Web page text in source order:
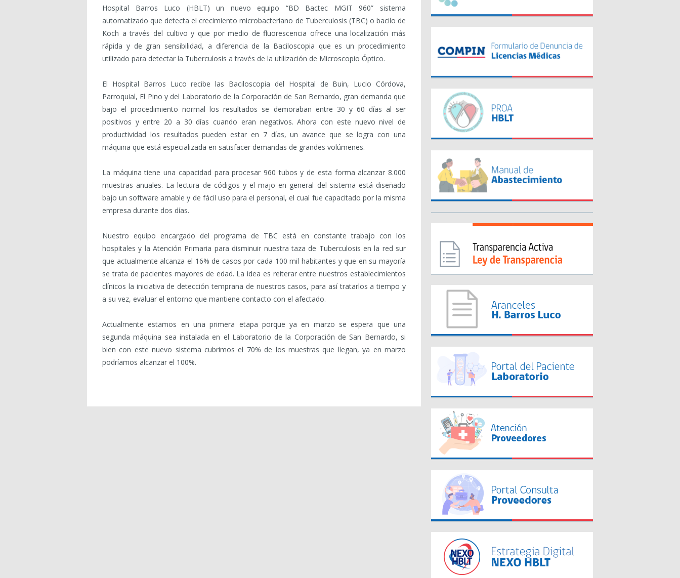
Hospital Barros Luco (HBLT) un nuevo equipo “BD Bactec MGIT 960” sistema
automatizado que detecta el crecimiento microbacteriano de Tuberculosis (TBC) o bacilo de
Koch a través del cultivo y que por medio de fluorescencia ofrece una localización más
rápida y de gran sensibilidad, a diferencia de la Baciloscopia que es un procedimiento
utilizado para detectar la Tuberculosis a través de la utilización de Microscopio Óptico.
El Hospital Barros Luco recibe las Baciloscopia del Hospital de Buin, Lucio Córdova,
Parroquial, El Pino y del Laboratorio de la Corporación de San Bernardo, gran demanda que
bajo el procedimiento normal los resultados se demoraban entre 30 y 60 días al ser
positivos y entre 20 a 30 días cuando eran negativos. Ahora con este nuevo nivel de
productividad los resultados pueden estar en 7 días, un avance que se logra con una
máquina que está especializada en satisfacer demandas de grandes volúmenes.
La máquina tiene una capacidad para procesar 960 tubos y de esta forma alcanzar 8.000
muestras anuales. La lectura de códigos y el majo en general del sistema está diseñado
bajo un software amable y de fácil uso para el personal, el cual fue capacitado por la misma
empresa durante dos días.
Nuestro equipo encargado del programa de TBC está en constante trabajo con los
hospitales y la Atención Primaria para disminuir nuestra taza de Tuberculosis en la red sur
que actualmente alcanza el 16% de casos por cada 100 mil habitantes y que en su mayoría
se trata de pacientes mayores de edad. La idea es reiterar entre nuestros establecimientos
clínicos la iniciativa de detección temprana de nuestros casos, para así tratarlos a tiempo y
a su vez, evaluar el entorno que mantiene contacto con el afectado.
Actualmente estamos en una primera etapa porque ya en marzo se espera que una
segunda máquina sea instalada en el Laboratorio de la Corporación de San Bernardo, si
bien con este nuevo sistema cubrimos el 70% de los muestras que llegan, ya en marzo
podríamos alcanzar el 100%.